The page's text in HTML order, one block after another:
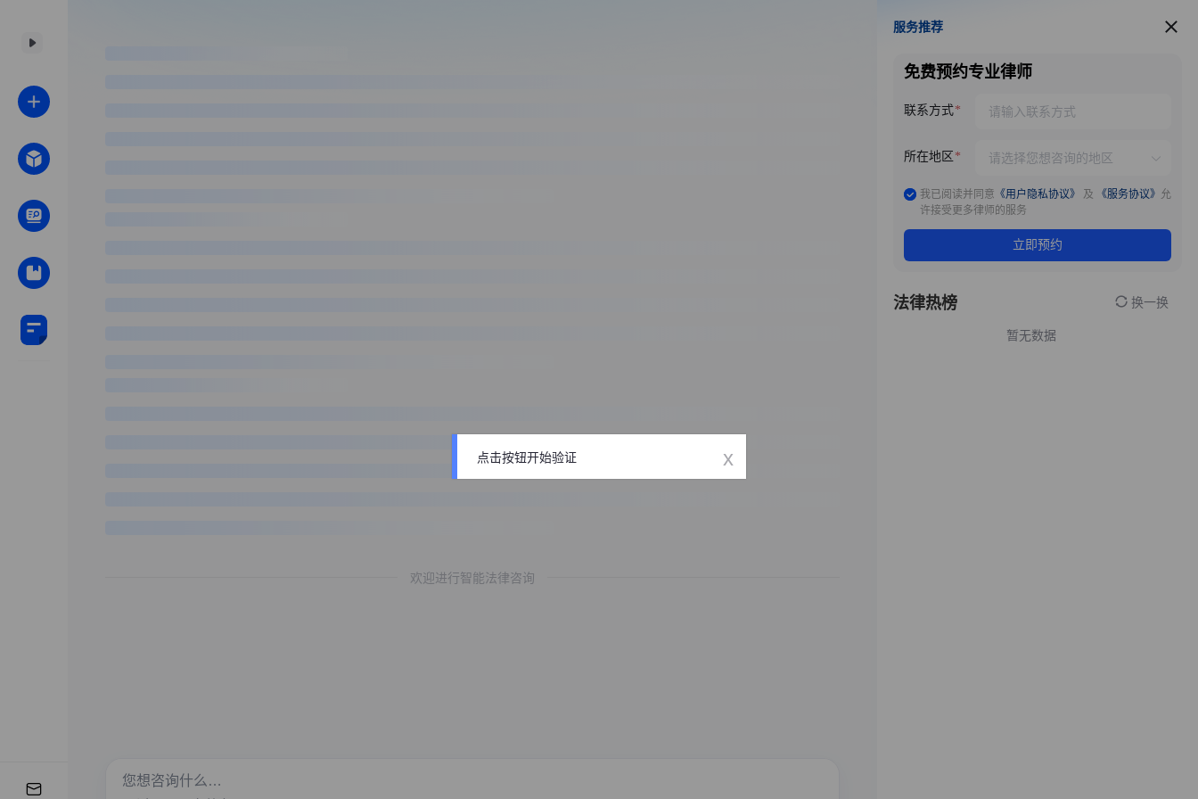
欢迎进行智能法律咨询
服务推荐
服务推荐
免费预约专业律师
联系方式
所在地区
我已阅读并同意 《用户隐私协议》 及 《服务协议》 允
许接受更多律师的服务
立即预约
法律热榜 换一换
暂无数据
点击按钮开始验证 x